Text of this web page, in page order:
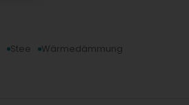
Stee Wärmedämmung